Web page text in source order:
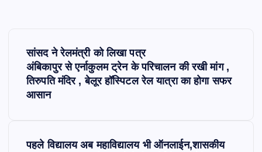
सांसद ने रेलमंत्री को लिखा पत्र
अंबिकापुर से एर्नाकुलम ट्रेन के परिचालन की रखी मांग ,
तिरुपति मंदिर , बेलूर हॉस्पिटल रेल यात्रा का होगा सफर
आसान
पहले विद्यालय अब महाविद्यालय भी ऑनलाईन,शासकीय